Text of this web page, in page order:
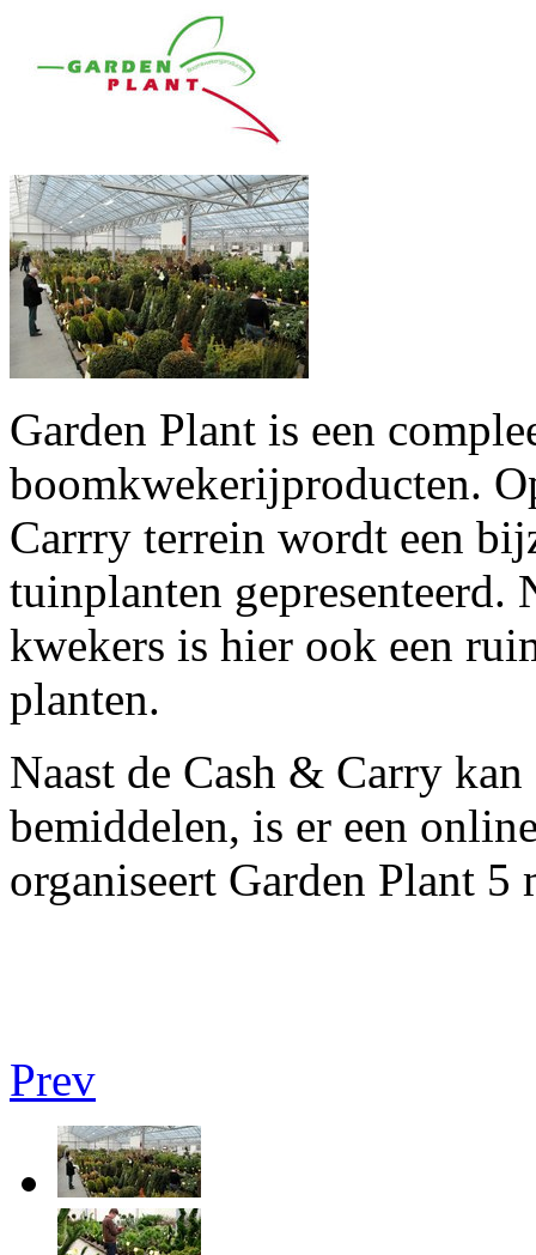
Garden Plant is een
boomkwekerijproducten.
Carrry terrein wordt een
tuinplanten gepresenteerd.
kwekers is hier ook een
planten.
Naast de Cash & Carry
bemiddelen, is er een
organiseert Garden Plant 5
Prev